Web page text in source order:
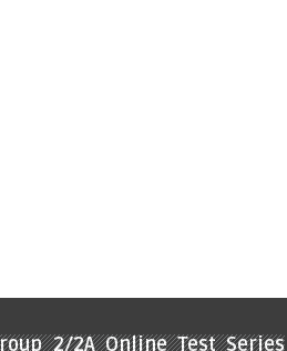
2/2A Online Test Series